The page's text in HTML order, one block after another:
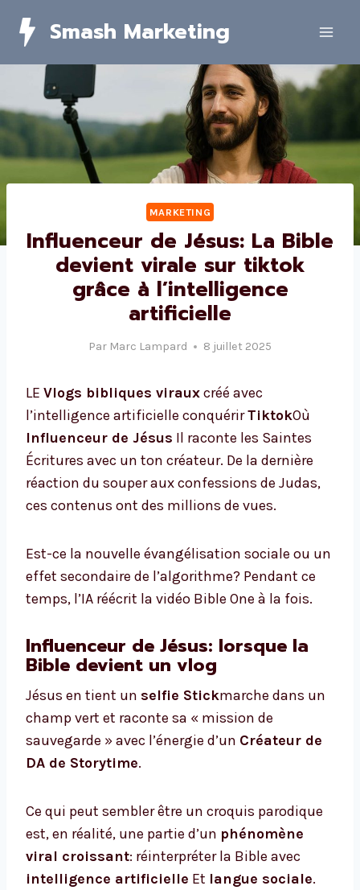
Smash Marketing
MARKETING
Influenceur de Jésus: La Bible
devient virale sur tiktok
grâce à l’intelligence
artificielle
Par Marc Lampard 8 juillet 2025
LE Vlogs bibliques virauxcréé avec
l’intelligence artificielle conquérirTiktokOù
Influenceur de Jésus Il raconte les Saintes
Écritures avec un ton créateur. De la dernière
réaction du souper aux confessions de Judas,
ces contenus ont des millions de vues.
Est-ce la nouvelle évangélisation sociale ou un
effet secondaire de l’algorithme? Pendant ce
temps, l’IA réécrit la vidéo Bible One à la fois.
Influenceur de Jésus: lorsque la
Bible devient un vlog
Jésus en tient un selfie Stickmarche dans un
champ vert et raconte sa « mission de
sauvegarde » avec l’énergie d’un Créateur de
DA de Storytime.
Ce qui peut sembler être un croquis parodique
est, en réalité, une partie d’un phénomène
viral croissant: réinterpréter la Bible avec
intelligence artificielle Et langue sociale.